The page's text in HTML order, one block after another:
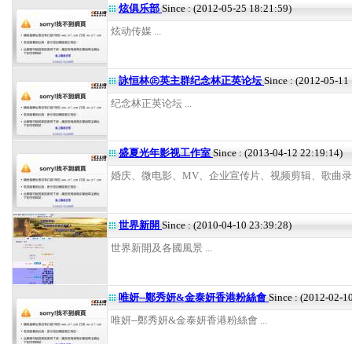
炫俱乐部 Since : (2012-05-25 18:21:59)
炫动传媒 ...
詠恒林㊣英主群纪念林正英论坛Since : (2012-05-
纪念林正英论坛 ...
盛夏光年影视工作室 Since : (2013-04-12 22:19:14)
婚庆、微电影、MV、企业宣传片、视频剪辑、歌曲
世界新開 Since : (2010-04-10 23:39:28)
世界新開及各國風景 ...
唯妍--鄭秀妍&金泰妍香港粉絲會 Since : (2012-02-
唯妍--鄭秀妍&金泰妍香港粉絲會 ...